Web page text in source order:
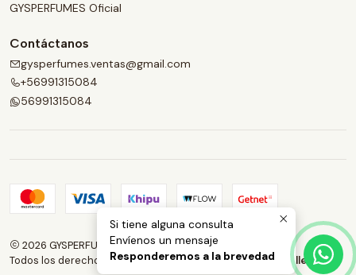
GYSPERFUMES Oficial
Contáctanos
gysperfumes.ventas@gmail.com
+56991315084
56991315084
2026 GYSPERFUMES.
Todos los derechos reservados.Desarrollado por Jumpseller
Si tiene alguna consulta
Envíenos un mensaje
Responderemos a la brevedad